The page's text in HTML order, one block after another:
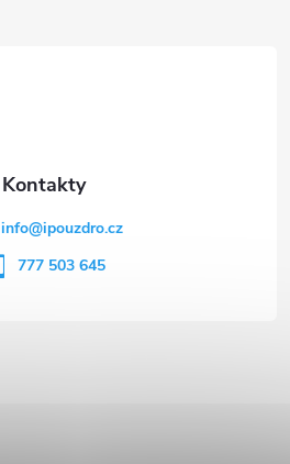
info@ipouzdro.cz
777 503 645